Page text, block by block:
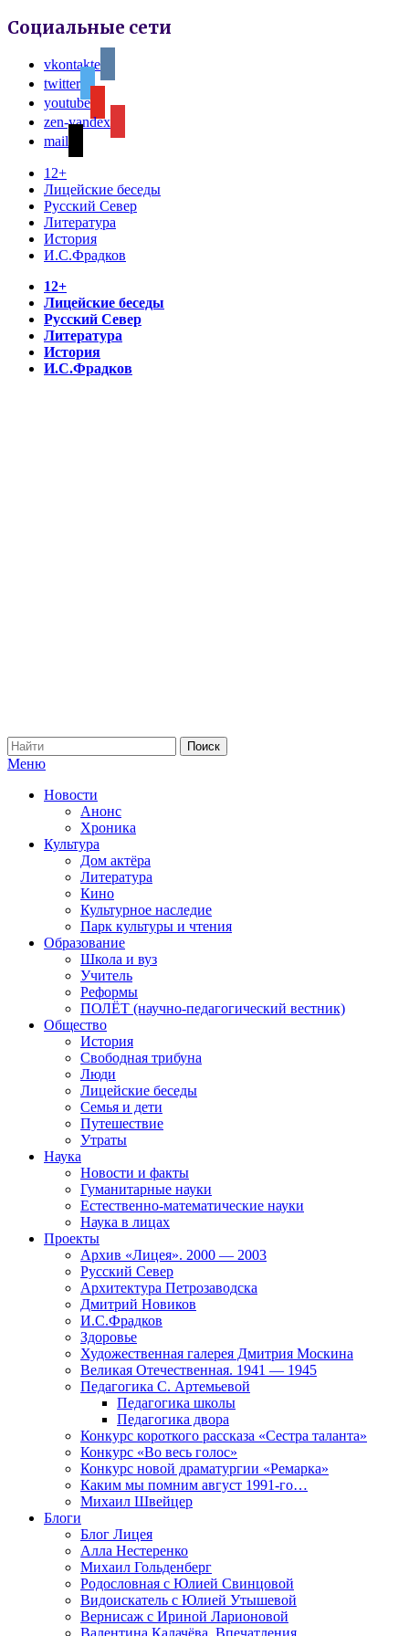
Социальные сети
vkontakte
twitter
youtube
zen-yandex
mail
12+
Лицейские беседы
Русский Север
Литература
История
И.С.Фрадков
12+
Лицейские беседы
Русский Север
Литература
История
И.С.Фрадков
Меню
Новости
Анонс
Хроника
Культура
Дом актёра
Литература
Кино
Культурное наследие
Парк культуры и чтения
Образование
Школа и вуз
Учитель
Реформы
ПОЛЁТ (научно-педагогический вестник)
Общество
История
Свободная трибуна
Люди
Лицейские беседы
Семья и дети
Путешествие
Утраты
Наука
Новости и факты
Гуманитарные науки
Естественно-математические науки
Наука в лицах
Проекты
Архив «Лицея». 2000 — 2003
Русский Север
Архитектура Петрозаводска
Дмитрий Новиков
И.С.Фрадков
Здоровье
Художественная галерея Дмитрия Москина
Великая Отечественная. 1941 — 1945
Педагогика С. Артемьевой
Педагогика школы
Педагогика двора
Конкурс короткого рассказа «Сестра таланта»
Конкурс «Во весь голос»
Конкурс новой драматургии «Ремарка»
Каким мы помним август 1991-го…
Михаил Швейцер
Блоги
Блог Лицея
Алла Нестеренко
Михаил Гольденберг
Родословная с Юлией Свинцовой
Видоискатель с Юлией Утышевой
Вернисаж с Ириной Ларионовой